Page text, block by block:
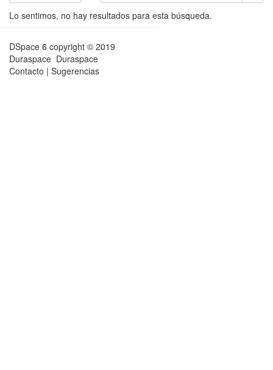
Lo sentimos, no hay resultados para esta búsqueda.
DSpace 6 copyright © 2019
Duraspace Duraspace
Contacto | Sugerencias